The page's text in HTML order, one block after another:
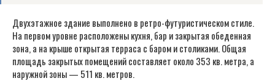
Двухэтажное здание выполнено в ретро-футуристическом стиле.
На первом уровне расположены кухня, бар и закрытая обеденная
зона, а на крыше открытая терраса с баром и столиками. Общая
площадь закрытых помещений составляет около 353 кв. метра, а
наружной зоны — 511 кв. метров.